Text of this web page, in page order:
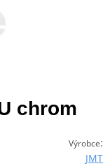
chrom
Výrobce:
JMT